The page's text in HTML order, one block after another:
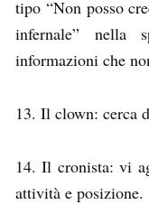
tipo “Non posso
infernale” nella
informazioni che
13. Il clown: cerca
14. Il cronista: vi
attività e posizione.